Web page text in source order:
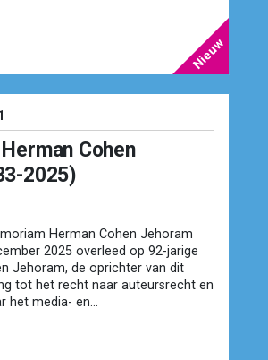
Cohen
2025)
Herman Cohen Jehoram
2025 overleed op 92-jarige
Jehoram, de oprichter van dit
tot het recht naar auteursrecht en
het media- en...